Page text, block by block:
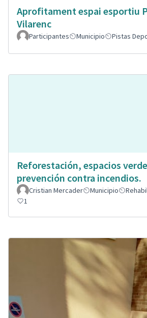
Aprofitament espai esportiu
Vilarenc
Participantes Municipio Pistas
Reforestación, espacios
prevención contra incendios.
Cristian Mercader Municipio
1